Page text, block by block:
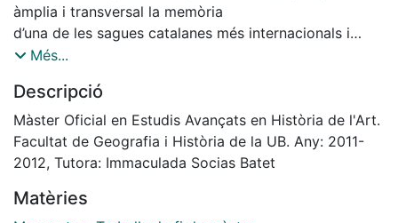
àmplia i transversal la memòria
d’una de les sagues catalanes més internacionals i
potents del segle XIX i principis del XX; els
per Josep Xifré i Casas (Arenys de Mar
1777- Barcelona, 1856), el seu fill, Josep Xifré Downing
(L’Havana 1822 – París, 1868) i el seu
únic net, Josep Xifré Hamel (París, 1855 – 1920), ens
mecenatge, així com també proporciona noves llums
Més...
Descripció
Màster Oficial en Estudis Avançats en Història de l'Art.
Facultat de Geografia i Història de la UB. Any: 2011-
2012, Tutora: Immaculada Socias Batet
Matèries